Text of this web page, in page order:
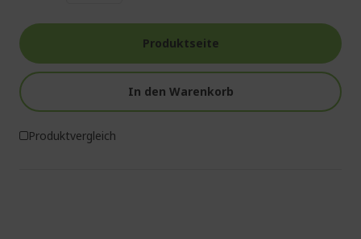
Produktseite
In den Warenkorb
Produktvergleich